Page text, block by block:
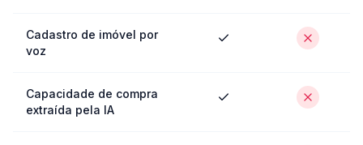
Cadastro de imóvel por
voz
Capacidade de compra
extraída pela IA